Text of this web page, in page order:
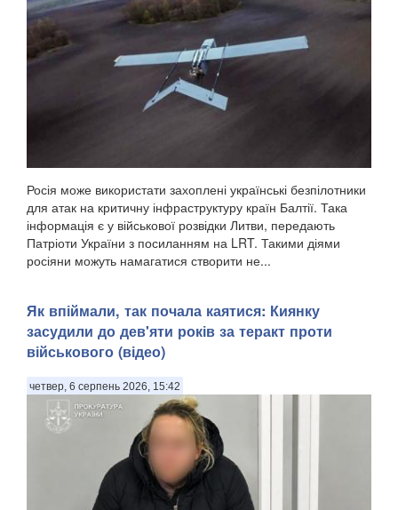
Росія може використати захоплені українські безпілотники
для атак на критичну інфраструктуру країн Балтії. Така
інформація є у військової розвідки Литви, передають
Патріоти України з посиланням на LRT. Такими діями
росіяни можуть намагатися створити не...
Як впіймали, так почала каятися: Киянку
засудили до дев'яти років за теракт проти
військового (відео)
четвер, 6 серпень 2026, 15:42